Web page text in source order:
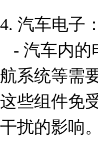
4. 汽车电子：
航系统等需
这些组件免
干扰的影响。